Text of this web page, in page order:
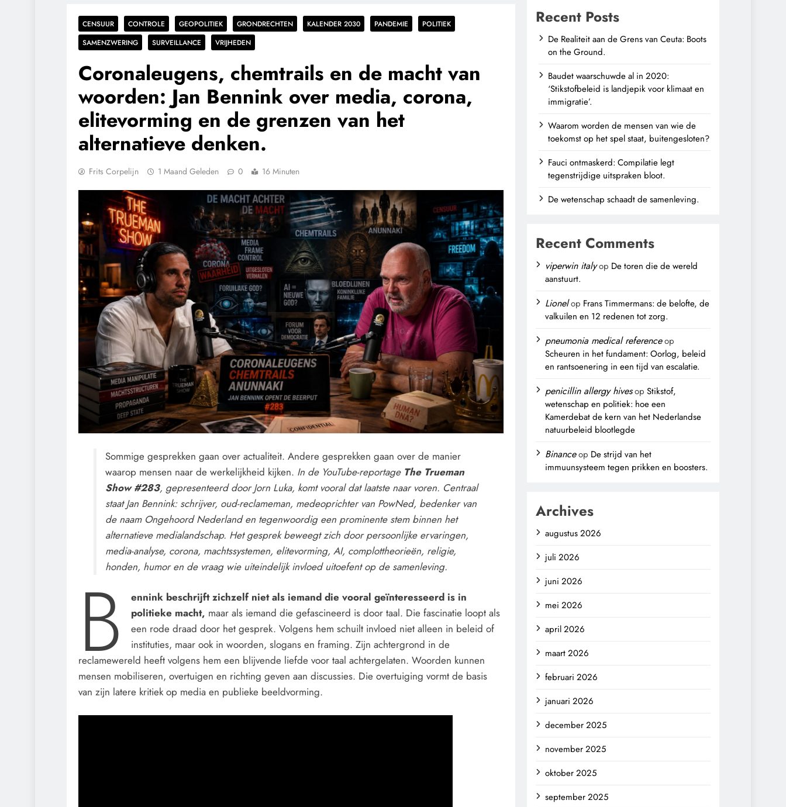
CENSUUR CONTROLE GEOPOLITIEK GRONDRECHTEN KALENDER 2030 PANDEMIE
POLITIEK
SAMENZWERING
SURVEILLANCE VRIJHEDEN
Coronaleugens, chemtrails en de macht van
woorden: Jan Bennink over media, corona,
elitevorming en de grenzen van het
alternatieve denken.
Frits Corpelijn 1 Maand Geleden 0 16 Minuten
Sommige gesprekken gaan over actualiteit. Andere gesprekken gaan over de manier
waarop mensen naar de werkelijkheid kijken. In de YouTube-reportage The Trueman
Show #283, gepresenteerd door Jorn Luka, komt vooral dat laatste naar voren. Centraal
staat Jan Bennink: schrijver, oud-reclameman, medeoprichter van PowNed, bedenker van
de naam Ongehoord Nederland en tegenwoordig een prominente stem binnen het
alternatieve medialandschap. Het gesprek beweegt zich door persoonlijke ervaringen,
media-analyse, corona, machtssystemen, elitevorming, AI, complottheorieën, religie,
honden, humor en de vraag wie uiteindelijk invloed uitoefent op de samenleving.
B
ennink beschrijft zichzelf niet als iemand die vooral geïnteresseerd is in
politieke macht, maar als iemand die gefascineerd is door taal. Die fascinatie loopt als
een rode draad door het gesprek. Volgens hem schuilt invloed niet alleen in beleid of
instituties, maar ook in woorden, slogans en framing. Zijn achtergrond in de
reclamewereld heeft volgens hem een blijvende liefde voor taal achtergelaten. Woorden kunnen
mensen mobiliseren, overtuigen en richting geven aan discussies. Die overtuiging vormt de basis
van zijn latere kritiek op media en publieke beeldvorming.
Recent Posts
De Realiteit aan de Grens van Ceuta: Boots
on the Ground.
Baudet waarschuwde al in 2020:
‘Stikstofbeleid is landjepik voor klimaat en
immigratie’.
Waarom worden de mensen van wie de
toekomst op het spel staat, buitengesloten?
Fauci ontmaskerd: Compilatie legt
tegenstrijdige uitspraken bloot.
De wetenschap schaadt de samenleving.
Recent Comments
viperwin italyop De toren die de wereld
aanstuurt.
Lionelop Frans Timmermans: de belofte, de
valkuilen en 12 redenen tot zorg.
pneumonia medical referenceop
Scheuren in het fundament: Oorlog, beleid
en rantsoenering in een tijd van escalatie.
penicillin allergy hivesopStikstof,
wetenschap en politiek: hoe een
Kamerdebat de kern van het Nederlandse
natuurbeleid blootlegde
Binanceop De strijd van het
immuunsysteem tegen prikken en boosters.
Archives
augustus 2026
juli 2026
juni 2026
mei 2026
april 2026
maart 2026
februari 2026
januari 2026
december 2025
november 2025
oktober 2025
september 2025